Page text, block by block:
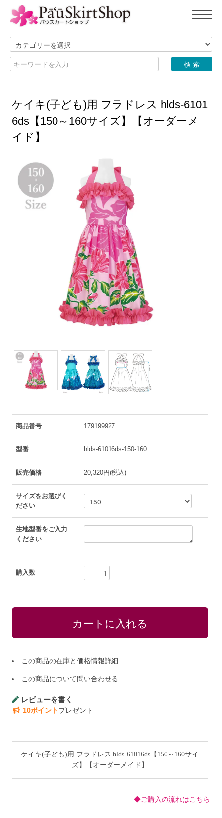
ケイキ(子ども)用 フラドレス hlds-6101
6ds【150～160サイズ】【オーダーメ
イド】
商品番号 179199927
型番 hlds-61016ds-150-160
販売価格 20,320円(税込)
サイズをお選びく
ださい
生地型番をご入力
ください
購入数
この商品の在庫と価格情報詳細
この商品について問い合わせる
レビューを書く
10ポイントプレゼント
ケイキ(子ども)用 フラドレス hlds-61016ds【150～160サイ
ズ】【オーダーメイド】
◆ご購入の流れはこちら